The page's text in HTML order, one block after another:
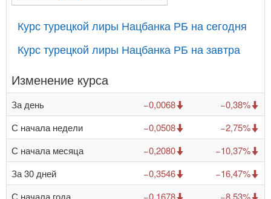
Курс турецкой лиры Нацбанка РБ на сегодня
Курс турецкой лиры Нацбанка РБ на завтра
Изменение курса
За день −0,0068
−0,38%
С начала недели
−0,0508
−2,75%
С начала месяца
−0,2080
−10,37%
За 30 дней
−0,3546
−16,47%
С начала года
−0,1678 −8,53%